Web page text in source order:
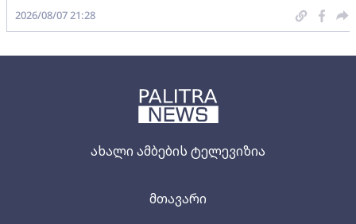
ახალი ამბების ტელევიზია
მთავარი
2026/08/07 21:28